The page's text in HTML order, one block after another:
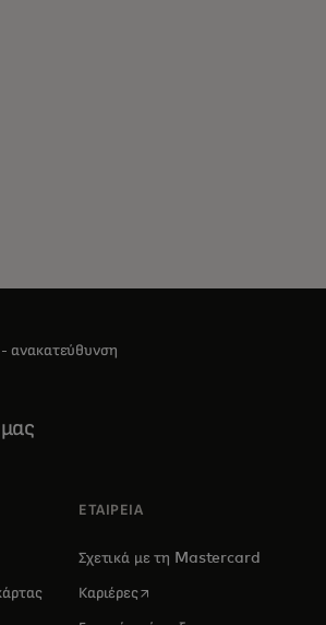
ανακατεύθυνση
ΕΤΑΙΡΕΙΑ
Σχετικά με τη Mastercard
Καριέρεςopens in a new tab